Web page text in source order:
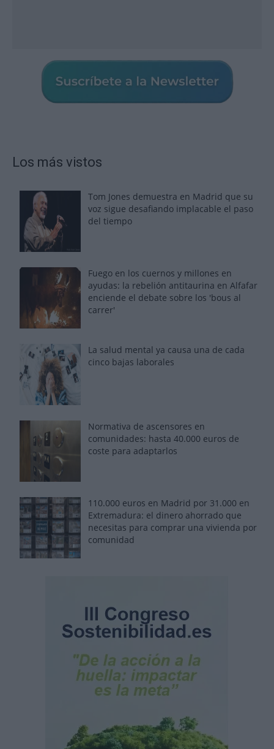
Los más vistos
Tom Jones demuestra en Madrid que su
voz sigue desafiando implacable el paso
del tiempo
Fuego en los cuernos y millones en
ayudas: la rebelión antitaurina en Alfafar
enciende el debate sobre los 'bous al
carrer'
La salud mental ya causa una de cada
cinco bajas laborales
Normativa de ascensores en
comunidades: hasta 40.000 euros de
coste para adaptarlos
110.000 euros en Madrid por 31.000 en
Extremadura: el dinero ahorrado que
necesitas para comprar una vivienda por
comunidad